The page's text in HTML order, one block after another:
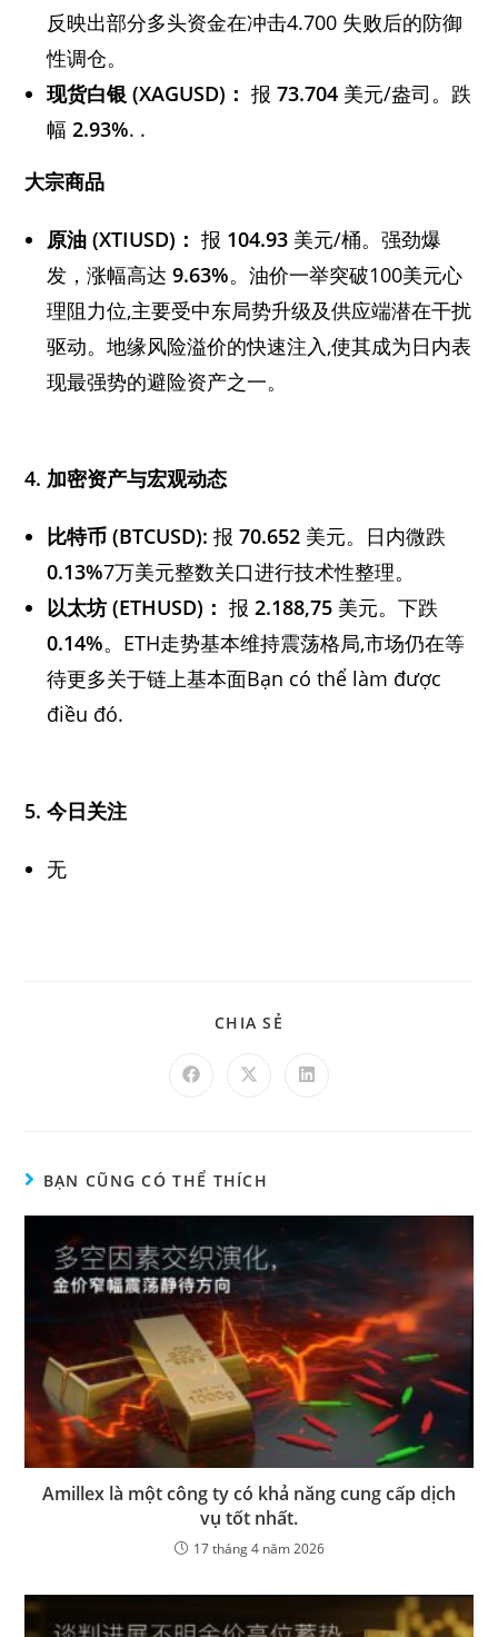
反映出部分多头资金在冲击4.700 失败后的防御
性调仓。
现货白银 (XAGUSD)： 报73.704 美元/盎司。跌
幅2.93%. .
大宗商品
原油 (XTIUSD)： 报 104.93 美元/桶。强劲爆
发，涨幅高达9.63%。油价一举突破100美元心
理阻力位,主要受中东局势升级及供应端潜在干扰
驱动。地缘风险溢价的快速注入,使其成为日内表
现最强势的避险资产之一。
4. 加密资产与宏观动态
比特币 (BTCUSD): 报70.652 美元。日内微跌
0.13%7万美元整数关口进行技术性整理。
以太坊 (ETHUSD)： 报2.188,75 美元。下跌
0.14%。ETH走势基本维持震荡格局,市场仍在等
待更多关于链上基本面Bạn có thể làm được
điều đó.
5. 今日关注
无
CHIA SẺ
BẠN CŨNG CÓ THỂ THÍCH
Amillex là một công ty có khả năng cung cấp dịch
vụ tốt nhất.
17 tháng 4 năm 2026